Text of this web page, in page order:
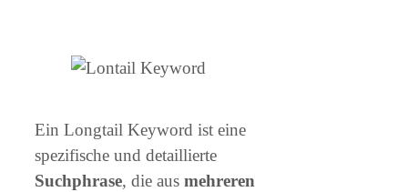
Ein Longtail Keyword ist eine
spezifische und detaillierte
Suchphrase, die aus mehreren